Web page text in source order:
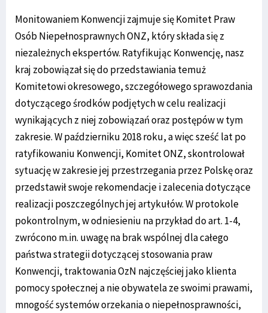
Monitowaniem Konwencji zajmuje się Komitet Praw
Osób Niepełnosprawnych ONZ, który składa się z
niezależnych ekspertów. Ratyfikując Konwencję, nasz
kraj zobowiązał się do przedstawiania temuż
Komitetowi okresowego, szczegółowego sprawozdania
dotyczącego środków podjętych w celu realizacji
wynikających z niej zobowiązań oraz postępów w tym
zakresie. W październiku 2018 roku, a więc sześć lat po
ratyfikowaniu Konwencji, Komitet ONZ, skontrolował
sytuację w zakresie jej przestrzegania przez Polskę oraz
przedstawił swoje rekomendacje i zalecenia dotyczące
realizacji poszczególnych jej artykułów. W protokole
pokontrolnym, w odniesieniu na przykład do art. 1-4,
zwrócono m.in. uwagę na brak wspólnej dla całego
państwa strategii dotyczącej stosowania praw
Konwencji, traktowania OzN najczęściej jako klienta
pomocy społecznej a nie obywatela ze swoimi prawami,
mnogość systemów orzekania o niepełnosprawności,